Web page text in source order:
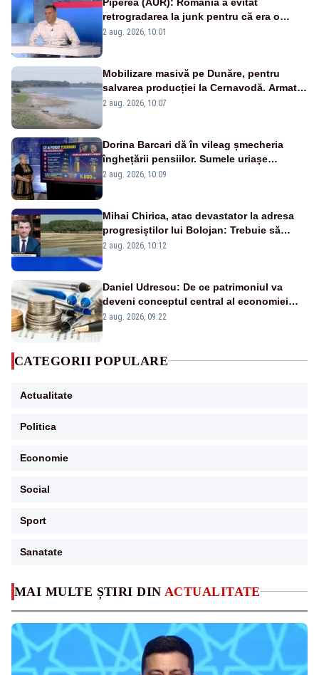
MAI MULTE ȘTIRI DIN ACTUALITATE
retrogradarea la junk pentru că era o
catastrofă pentru bănci și fondurile de
2 aug. 2026, 10:01
Mobilizare masivă pe Dunăre, pentru
salvarea producției la Cernavodă. Armata
va detona o stâncă și va devia apa
2 aug. 2026, 10:07
Dorina Barcari dă în vileag șmecheria
înghețării pensiilor. Sumele uriașe
pierdute de fiecare român
2 aug. 2026, 10:09
Mihai Chirica, atac devastator la adresa
progresiștilor lui Bolojan: Trebuie să
protejăm și natura, dar nu șținem omaneii
2 aug. 2026, 10:12
Daniel Udrescu: De ce patrimoniul va
deveni conceptul central al economiei
viitoare?
2 aug. 2026, 09:22
CATEGORII POPULARE
Actualitate
Politica
Economie
Social
Sport
Sanatate